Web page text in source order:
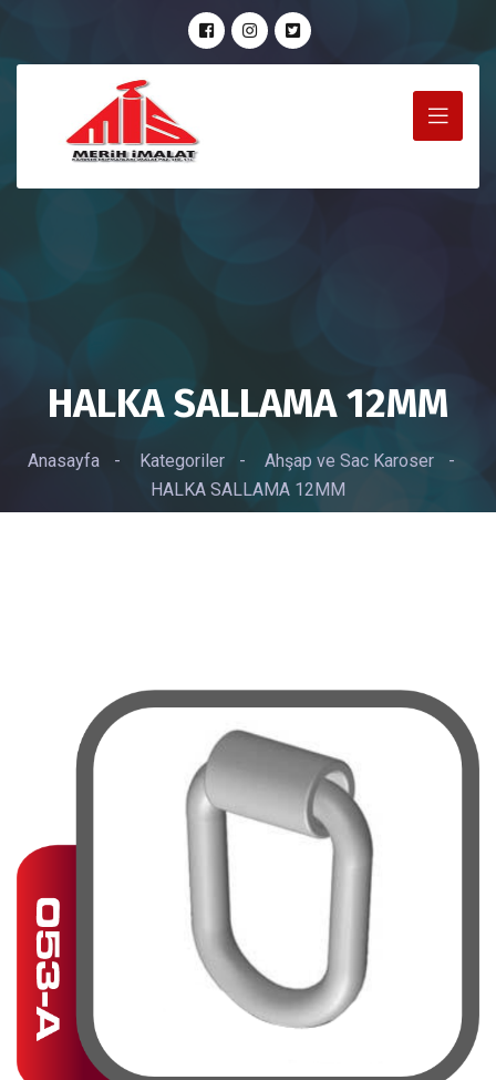
HALKA SALLAMA 12MM
Anasayfa - Kategoriler - Ahşap ve Sac Karoser
-
HALKA SALLAMA 12MM